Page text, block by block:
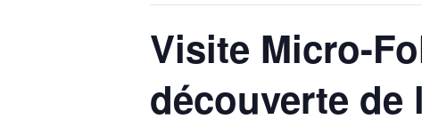
Visite Micro-
découverte de